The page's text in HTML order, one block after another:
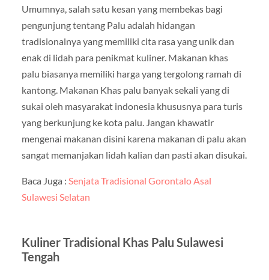
Umumnya, salah satu kesan yang membekas bagi
pengunjung tentang Palu adalah hidangan
tradisionalnya yang memiliki cita rasa yang unik dan
enak di lidah para penikmat kuliner. Makanan khas
palu biasanya memiliki harga yang tergolong ramah di
kantong. Makanan Khas palu banyak sekali yang di
sukai oleh masyarakat indonesia khususnya para turis
yang berkunjung ke kota palu. Jangan khawatir
mengenai makanan disini karena makanan di palu akan
sangat memanjakan lidah kalian dan pasti akan disukai.
Baca Juga : Senjata Tradisional Gorontalo Asal
Sulawesi Selatan
Kuliner Tradisional Khas Palu Sulawesi
Tengah